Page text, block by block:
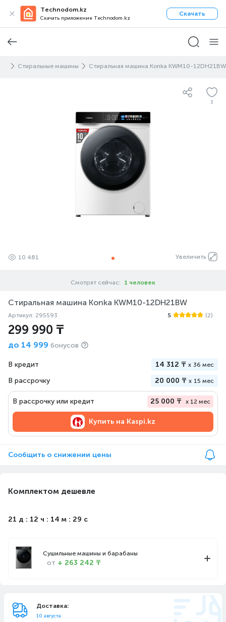
Technodom.kz
Скачать приложение Technodom.kz
Скачать
Стиральные машины Стиральная машина Konka KWM10-12DH21BW
3
Увеличить
10 481
Смотрят сейчас: 1 человек
Стиральная машина Konka KWM10-12DH21BW
Артикул: 295593 5 (2)
299 990 ₸
до 14 999 бонусов
В кредит 14 312 ₸ x 36 мес
В рассрочку 20 000 ₸ x 15 мес
В рассрочку или кредит 25 000 ₸ x 12 мес
Купить на Kaspi.kz
Сообщить о снижении цены
Комплектом дешевле
21 д : 12 ч : 14 м : 29 с
Сушильные машины и барабаны
от + 263 242 ₸
Доставка:
10 августа